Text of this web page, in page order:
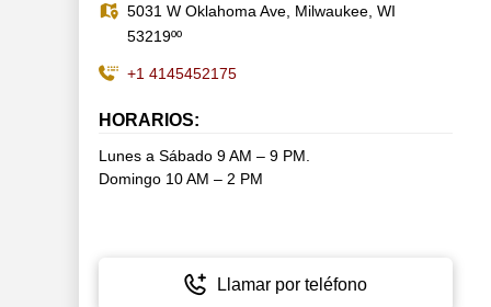
5031 W Oklahoma Ave, Milwaukee, WI
53219ºº
+1 4145452175
HORARIOS:
Lunes a Sábado 9 AM – 9 PM.
Domingo 10 AM – 2 PM
Llamar por teléfono